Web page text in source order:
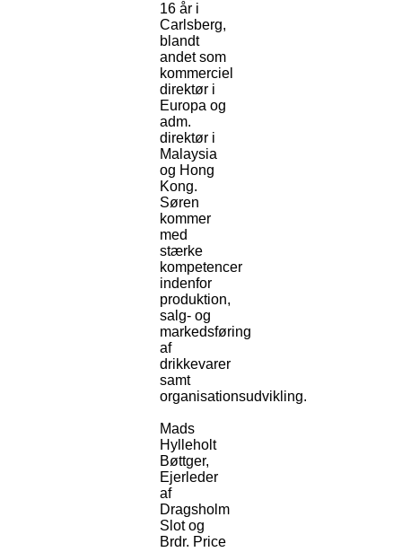
16 år i
Carlsberg,
blandt
andet som
kommerciel
direktør i
Europa og
adm.
direktør i
Malaysia
og Hong
Kong.
Søren
kommer
med
stærke
kompetencer
indenfor
produktion,
salg- og
markedsføring
af
drikkevarer
samt
organisationsudvikling.
Mads
Hylleholt
Bøttger,
Ejerleder
af
Dragsholm
Slot og
Brdr. Price